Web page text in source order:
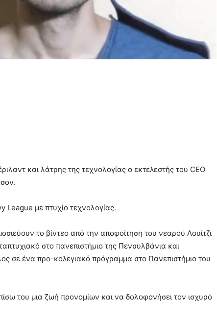
και λάτρης της τεχνολογίας ο εκτελεστής του CEO
League με πτυχίο τεχνολογίας.
το βίντεο από την αποφοίτηση του νεαρού Λουίτζι
στο πανεπιστήμιο της Πενσυλβάνια και
σε ένα προ-κολεγιακό πρόγραμμα στο Πανεπιστήμιο του
του μια ζωή προνομίων και να δολοφονήσει τον ισχυρό